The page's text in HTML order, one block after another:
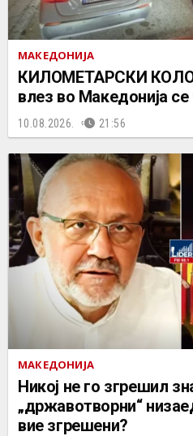
МАКЕДОНИЈА
КИЛОМЕТАРСКИ
влез во Македонија
10.08.2026. 21:56
МАКЕДОНИЈА
Никој не го згрешил
„државотворни“
вие згрешени?